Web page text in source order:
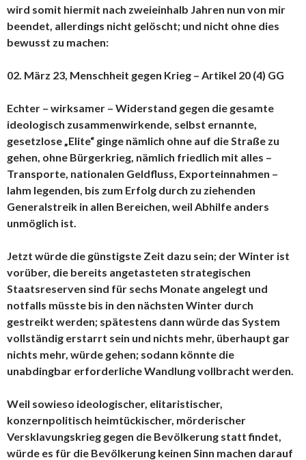
wird somit hiermit nach zweieinhalb Jahren nun von mir
beendet, allerdings nicht gelöscht; und nicht ohne dies
bewusst zu machen:
02. März 23, Menschheit gegen Krieg – Artikel 20 (4) GG
Echter – wirksamer – Widerstand gegen die gesamte
ideologisch zusammenwirkende, selbst ernannte,
gesetzlose „Elite“ ginge nämlich ohne auf die Straße zu
gehen, ohne Bürgerkrieg, nämlich friedlich mit alles –
Transporte, nationalen Geldfluss, Exporteinnahmen –
lahm legenden, bis zum Erfolg durch zu ziehenden
Generalstreik in allen Bereichen, weil Abhilfe anders
unmöglich ist.
Jetzt würde die günstigste Zeit dazu sein; der Winter ist
vorüber, die bereits angetasteten strategischen
Staatsreserven sind für sechs Monate angelegt und
notfalls müsste bis in den nächsten Winter durch
gestreikt werden; spätestens dann würde das System
vollständig erstarrt sein und nichts mehr, überhaupt gar
nichts mehr, würde gehen; sodann könnte die
unabdingbar erforderliche Wandlung vollbracht werden.
Weil sowieso ideologischer, elitaristischer,
konzernpolitisch heimtückischer, mörderischer
Versklavungskrieg gegen die Bevölkerung statt findet,
würde es für die Bevölkerung keinen Sinn machen darauf